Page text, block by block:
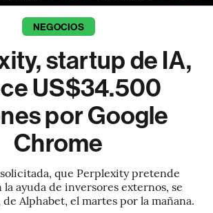
NEGOCIOS
startup de IA,
US$34.500
por Google
Chrome
que Perplexity pretende
ayuda de inversores externos, se
Alphabet, el martes por la mañana.